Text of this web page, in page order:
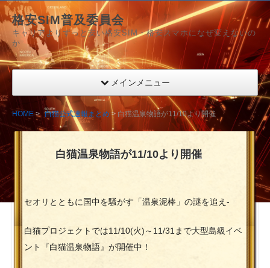
格安SIM普及委員会
キャリアよりずっと安い格安SIM・格安スマホになぜ変えないの
か
メインメニュー
HOME 白猫公式速報まとめ 白猫温泉物語が11/10より開催
白猫温泉物語が11/10より開催
セオリとともに国中を騒がす「温泉泥棒」の謎を追え-
白猫プロジェクトでは11/10(火)～11/31まで大型島級イベ
ント『白猫温泉物語』が開催中！